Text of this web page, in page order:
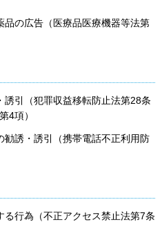
の広告（医療品医療機器等法第
引（犯罪収益移転防止法第28条
4項）
誘・誘引（携帯電話不正利用防
行為（不正アクセス禁止法第7条